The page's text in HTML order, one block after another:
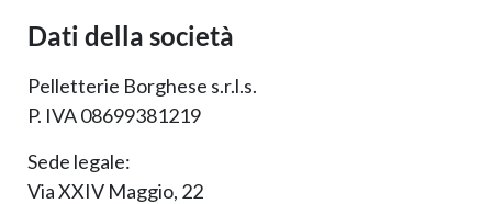
Dati della società
Pelletterie Borghese s.r.l.s.
P. IVA 08699381219
Sede legale:
Via XXIV Maggio, 22